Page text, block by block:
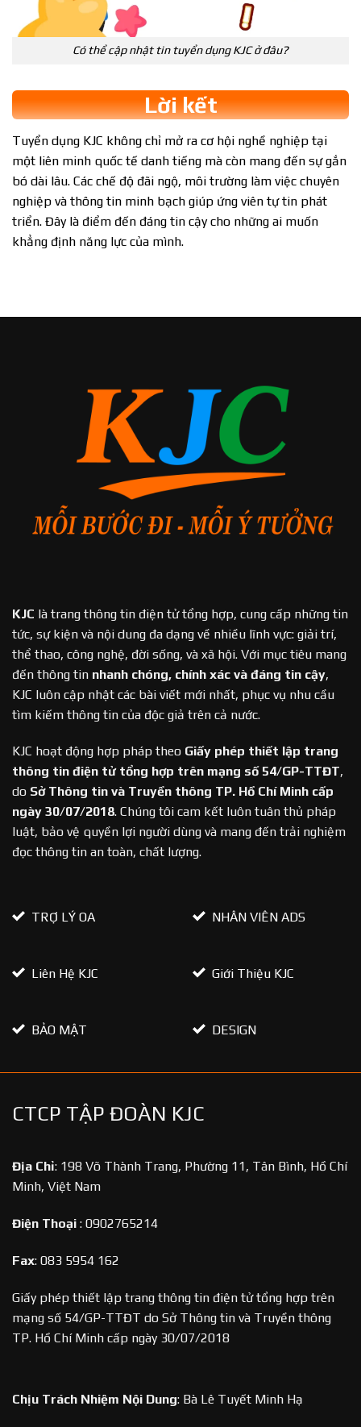
Có thể cập nhật tin tuyển dụng KJC ở đâu?
Lời kết
Tuyển dụng KJC không chỉ mở ra cơ hội nghề nghiệp tại
một liên minh quốc tế danh tiếng mà còn mang đến sự gắn
bó dài lâu. Các chế độ đãi ngộ, môi trường làm việc chuyên
nghiệp và thông tin minh bạch giúp ứng viên tự tin phát
triển. Đây là điểm đến đáng tin cậy cho những ai muốn
khẳng định năng lực của mình.
KJC là trang thông tin điện tử tổng hợp, cung cấp những tin
tức, sự kiện và nội dung đa dạng về nhiều lĩnh vực: giải trí,
thể thao, công nghệ, đời sống, và xã hội. Với mục tiêu mang
đến thông tin nhanh chóng, chính xác và đáng tin cậy,
KJC luôn cập nhật các bài viết mới nhất, phục vụ nhu cầu
tìm kiếm thông tin của độc giả trên cả nước.
KJC hoạt động hợp pháp theo Giấy phép thiết lập trang
thông tin điện tử tổng hợp trên mạng số 54/GP-TTĐT,
do Sở Thông tin và Truyền thông TP. Hồ Chí Minh cấp
ngày 30/07/2018. Chúng tôi cam kết luôn tuân thủ pháp
luật, bảo vệ quyền lợi người dùng và mang đến trải nghiệm
đọc thông tin an toàn, chất lượng.
TRỢ LÝ OA NHÂN VIÊN ADS
Liên Hệ KJC Giới Thiệu KJC
BẢO MẬT DESIGN
CTCP TẬP ĐOÀN KJC
Địa Chỉ: 198 Võ Thành Trang, Phường 11, Tân Bình, Hồ Chí
Minh, Việt Nam
Điện Thoại : 0902765214
Fax: 083 5954 162
Giấy phép thiết lập trang thông tin điện tử tổng hợp trên
mạng số 54/GP-TTĐT do Sở Thông tin và Truyền thông
TP. Hồ Chí Minh cấp ngày 30/07/2018
Chịu Trách Nhiệm Nội Dung: Bà Lê Tuyết Minh Hạ